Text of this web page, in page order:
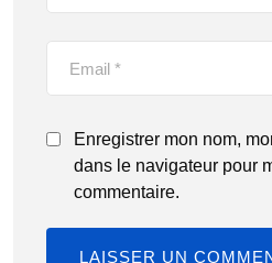
Enregistrer mon nom,
dans le navigateur pour
commentaire.